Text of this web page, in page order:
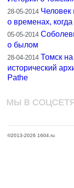
28-05-2014 Человек
о временах,
05-05-2014
о былом
28-04-2014 Томск
исторический
Pathe
МЫ В
©2013-2026 1604.ru